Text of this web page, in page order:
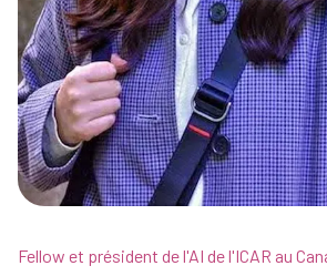
Fellow et président de l'AI de l'ICAR au